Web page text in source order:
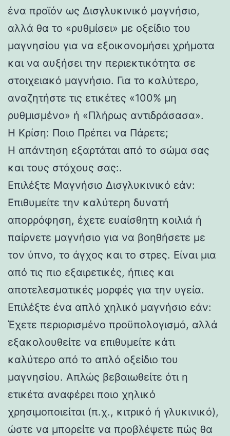
ένα προϊόν ως Δισγλυκινικό μαγνήσιο,
αλλά θα το «ρυθμίσει» με οξείδιο του
μαγνησίου για να εξοικονομήσει χρήματα
και να αυξήσει την περιεκτικότητα σε
στοιχειακό μαγνήσιο. Για το καλύτερο,
αναζητήστε τις ετικέτες «100% μη
ρυθμισμένο» ή «Πλήρως αντιδράσασα».
Η Κρίση: Ποιο Πρέπει να Πάρετε;
Η απάντηση εξαρτάται από το σώμα σας
και τους στόχους σας:.
Επιλέξτε Μαγνήσιο Δισγλυκινικό εάν:
Επιθυμείτε την καλύτερη δυνατή
απορρόφηση, έχετε ευαίσθητη κοιλιά ή
παίρνετε μαγνήσιο για να βοηθήσετε με
τον ύπνο, το άγχος και το στρες. Είναι μια
από τις πιο εξαιρετικές, ήπιες και
αποτελεσματικές μορφές για την υγεία.
Επιλέξτε ένα απλό χηλικό μαγνήσιο εάν:
Έχετε περιορισμένο προϋπολογισμό, αλλά
εξακολουθείτε να επιθυμείτε κάτι
καλύτερο από το απλό οξείδιο του
μαγνησίου. Απλώς βεβαιωθείτε ότι η
ετικέτα αναφέρει ποιο χηλικό
χρησιμοποιείται (π.χ., κιτρικό ή γλυκινικό),
ώστε να μπορείτε να προβλέψετε πώς θα